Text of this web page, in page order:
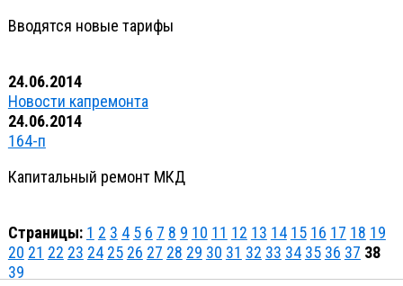
Вводятся новые тарифы
24.06.2014
Новости капремонта
24.06.2014
164-п
Капитальный ремонт МКД
Страницы: 1 2 3 4 5 6 7 8 9 10 11 12 13 14 15 16 17 18 19
20 21 22 23 24 25 26 27 28 29 30 31 32 33 34 35 36 37 38
39